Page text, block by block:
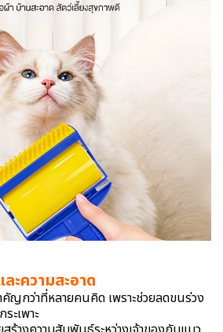
ความสะอาด
ญกว่าที่หลายคนคิด เพราะช่วยลดขนร่วง
ะเพาะ